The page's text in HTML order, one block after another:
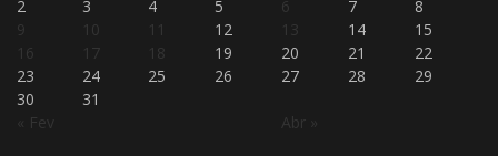
« Fev Abr »
2
3 4 5 6 7
8
9
10 11 12 13 14
15
16
17 18 19 20 21
22
23
24 25 26 27 28
29
30
31